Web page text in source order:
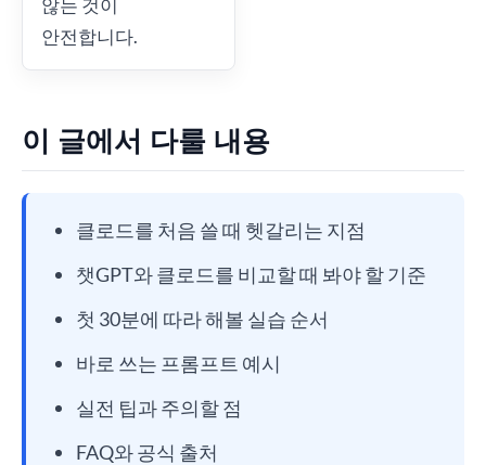
않는 것이
안전합니다.
이 글에서 다룰 내용
클로드를 처음 쓸 때 헷갈리는 지점
챗GPT와 클로드를 비교할 때 봐야 할 기준
첫 30분에 따라 해볼 실습 순서
바로 쓰는 프롬프트 예시
실전 팁과 주의할 점
FAQ와 공식 출처